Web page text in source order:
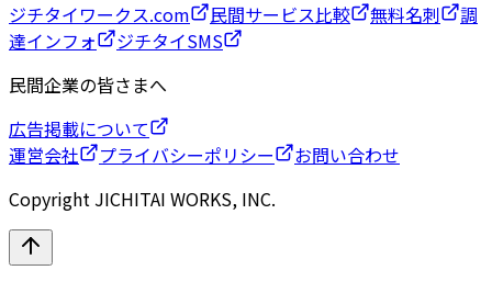
ジチタイワークス.com
民間サービス比較 無料名刺
調
達インフォ
ジチタイSMS
民間企業の皆さまへ
広告掲載について
運営会社
プライバシーポリシー
お問い合わせ
Copyright JICHITAI WORKS, INC.